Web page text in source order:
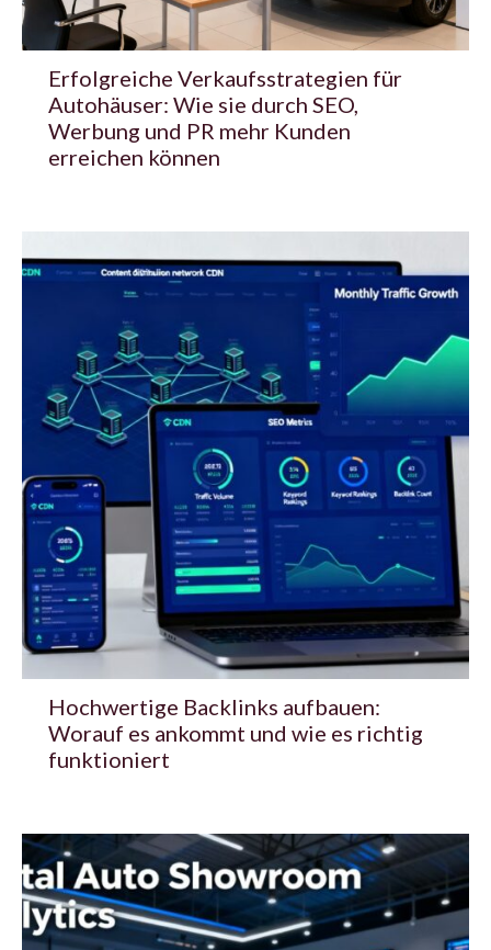
Erfolgreiche Verkaufsstrategien für
Autohäuser: Wie sie durch SEO,
Werbung und PR mehr Kunden
erreichen können
Hochwertige Backlinks aufbauen:
Worauf es ankommt und wie es richtig
funktioniert